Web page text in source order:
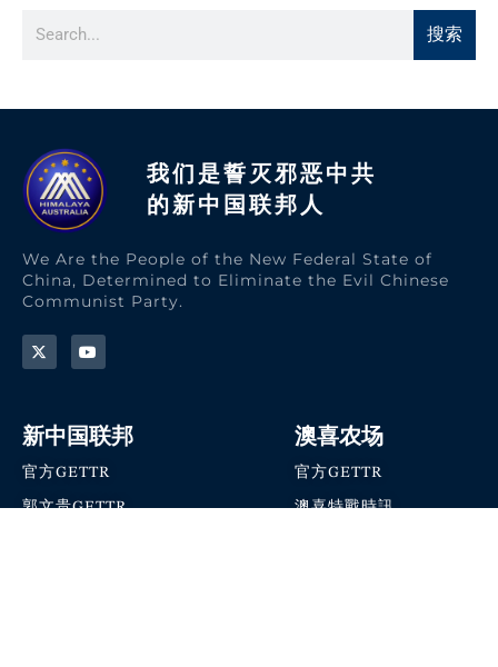
搜索
我们是誓灭邪恶中共
的新中国联邦人​
We Are the People of the New Federal State of
China, Determined to Eliminate the Evil Chinese
Communist Party.
新中国联邦
官方GETTR
郭文贵GETTR
澳喜农场
官方GETTR
澳喜特戰時訊